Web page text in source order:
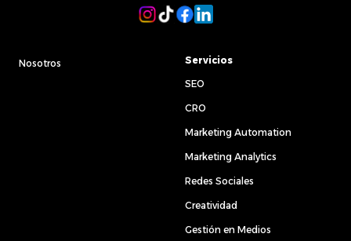
Nosotros
Servicios
SEO
CRO
Marketing Automation
Marketing Analytics
Redes Sociales
Creatividad
Gestión en Medios